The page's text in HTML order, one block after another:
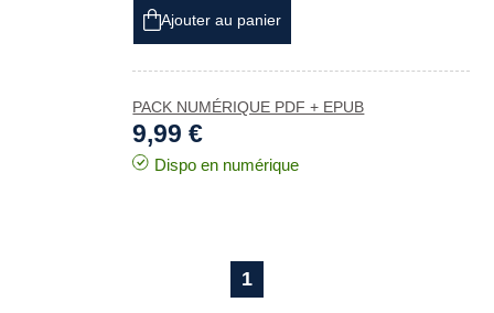
Ajouter au panier
PACK NUMÉRIQUE PDF + EPUB
9,99 €
Dispo en numérique
1